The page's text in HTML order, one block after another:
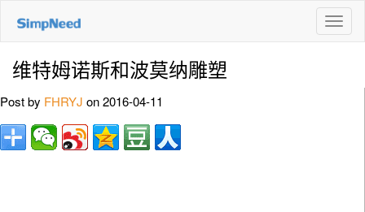
切
换
维特姆诺斯和波莫纳雕塑
Post by FHRYJ on 2016-04-11